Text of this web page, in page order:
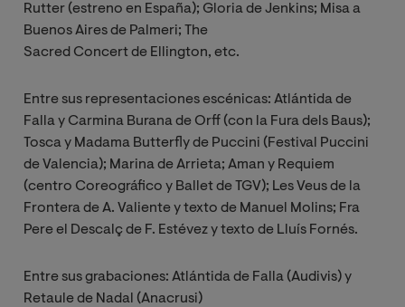
Rutter (estreno en España); Gloria de Jenkins; Misa a
Buenos Aires de Palmeri; The
Sacred Concert de Ellington, etc.
Entre sus representaciones escénicas: Atlántida de
Falla y Carmina Burana de Orff (con la Fura dels Baus);
Tosca y Madama Butterfly de Puccini (Festival Puccini
de Valencia); Marina de Arrieta; Aman y Requiem
(centro Coreográfico y Ballet de TGV); Les Veus de la
Frontera de A. Valiente y texto de Manuel Molins; Fra
Pere el Descalç de F. Estévez y texto de Lluís Fornés.
Entre sus grabaciones: Atlántida de Falla (Audivis) y
Retaule de Nadal (Anacrusi)